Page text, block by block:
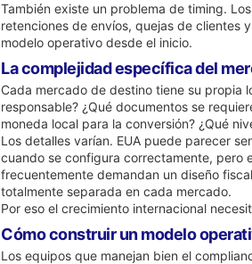
También existe un problema de timing.
retenciones de envíos, quejas de clientes
modelo operativo desde el inicio.
La complejidad específica del
Cada mercado de destino tiene su propia
responsable? ¿Qué documentos se
moneda local para la conversión? ¿Qué
Los detalles varían. EUA puede parecer
cuando se configura correctamente, pero
frecuentemente demandan un diseño
totalmente separada en cada mercado.
Por eso el crecimiento internacional
Cómo construir un modelo
Los equipos que manejan bien el